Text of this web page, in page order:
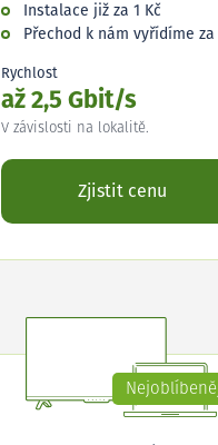
Instalace již za 1 Kč
Přechod k nám vyřídíme za
Rychlost
až 2,5 Gbit/s
V závislosti na lokalitě.
Zjistit cenu